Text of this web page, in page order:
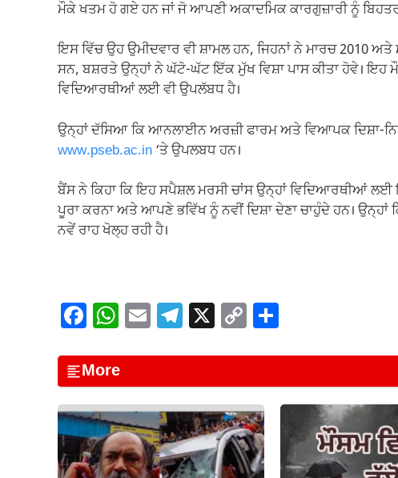
ਮੌਕੇ ਖਤਮ ਹੋ ਗਏ ਹਨ ਜਾਂ ਜੋ ਆਪਣੀ ਅਕਾਦਮਿਕ ਕਾਰਗੁਜ਼ਾਰੀ ਨੂੰ
ਇਸ ਵਿੱਚ ਉਹ ਉਮੀਦਵਾਰ ਵੀ ਸ਼ਾਮਲ ਹਨ, ਜਿਹਨਾਂ ਨੇ ਮਾਰਚ 2010
ਸਨ, ਬਸ਼ਰਤੇ ਉਨ੍ਹਾਂ ਨੇ ਘੱਟੋ-ਘੱਟ ਇੱਕ ਮੁੱਖ ਵਿਸ਼ਾ ਪਾਸ ਕੀਤਾ ਹੋਵੇ। ਇਹ
ਵਿਦਿਆਰਥੀਆਂ ਲਈ ਵੀ ਉਪਲੱਬਧ ਹੈ।
ਉਨ੍ਹਾਂ ਦੱਸਿਆ ਕਿ ਆਨਲਾਈਨ ਅਰਜ਼ੀ ਫਾਰਮ ਅਤੇ ਵਿਆਪਕ ਦਿਸ਼ਾ-
www.pseb.ac.in ‘ਤੇ ਉਪਲਬਧ ਹਨ।
ਬੈਂਸ ਨੇ ਕਿਹਾ ਕਿ ਇਹ ਸਪੈਸ਼ਲ ਮਰਸੀ ਚਾਂਸ ਉਨ੍ਹਾਂ ਵਿਦਿਆਰਥੀਆਂ
ਪੂਰਾ ਕਰਨਾ ਅਤੇ ਆਪਣੇ ਭਵਿੱਖ ਨੂੰ ਨਵੀਂ ਦਿਸ਼ਾ ਦੇਣਾ ਚਾਹੁੰਦੇ ਹਨ। ਉਨ੍ਹਾਂ
ਨਵੇਂ ਰਾਹ ਖੋਲ੍ਹ ਰਹੀ ਹੈ।
F
c
e
b
o
o
W
at
s
A
p
p
E
ail
T
e
gr
a
m
X C
p
y
Li
n
k
ar
e
More